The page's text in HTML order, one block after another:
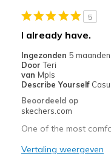
Beste toepassingen
Travel
Sizing
View On Shoes
5
I already have.
Ingezonden 5
Door Teri
van Mpls
Describe Yourself
Beoordeeld op
skechers.com
One of the most
Vertaling weergeven